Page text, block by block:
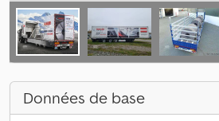
Données de base